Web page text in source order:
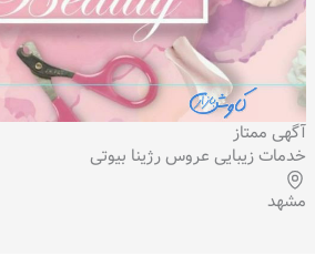
آگهی ممتاز
خدمات زیبایی عروس رژینا بیوتی
مشهد